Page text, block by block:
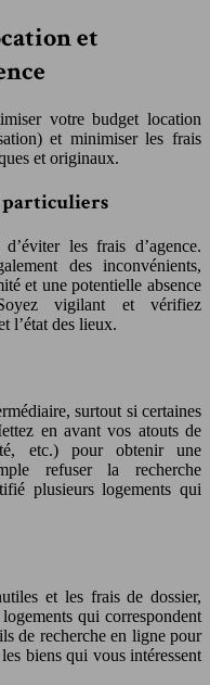
et
votre budget location
et minimiser les frais
et originaux.
les frais d’agence.
des inconvénients,
et une potentielle absence
vigilant et vérifiez
l’état des lieux.
surtout si certaines
en avant vos atouts de
etc.) pour obtenir une
refuser la recherche
plusieurs logements qui
et les frais de dossier,
qui correspondent
de recherche en ligne pour
biens qui vous intéressent